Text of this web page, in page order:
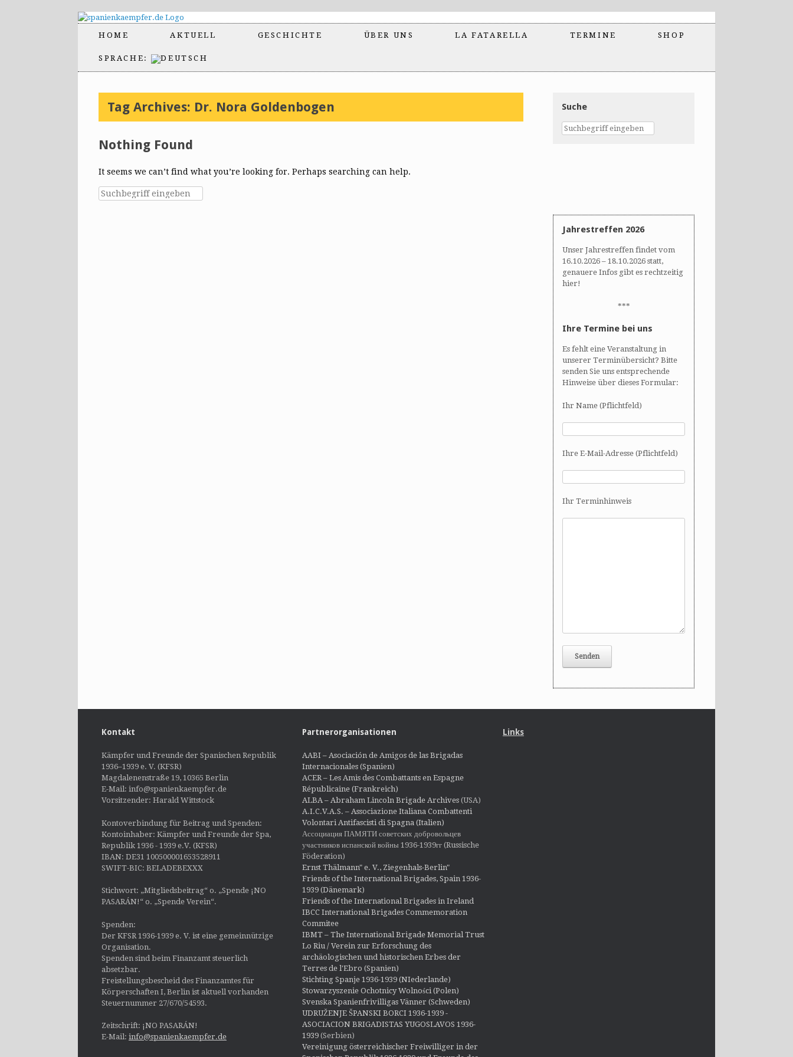
HOME AKTUELL GESCHICHTE ÜBER UNS LA FATARELLA TERMINE SHOP
SPRACHE:
Tag Archives: Dr. Nora Goldenbogen
Nothing Found
It seems we can’t find what you’re looking for. Perhaps searching can help.
Suche
Jahrestreffen 2026
Unser Jahrestreffen findet vom
16.10.2026 – 18.10.2026 statt,
genauere Infos gibt es rechtzeitig
hier!
***
Ihre Termine bei uns
Es fehlt eine Veranstaltung in
unserer Terminübersicht? Bitte
senden Sie uns entsprechende
Hinweise über dieses Formular:
Ihr Name (Pflichtfeld)
Ihre E-Mail-Adresse (Pflichtfeld)
Ihr Terminhinweis
Kontakt
Kämpfer und Freunde der Spanischen Republik
1936–1939 e. V. (KFSR)
Magdalenenstraße 19, 10365 Berlin
E-Mail: info@spanienkaempfer.de
Vorsitzender: Harald Wittstock
Kontoverbindung für Beitrag und Spenden:
Kontoinhaber: Kämpfer und Freunde der Spa,
Republik 1936 - 1939 e.V. (KFSR)
IBAN: DE31 100500001653528911
SWIFT-BIC: BELADEBEXXX
Stichwort: „Mitgliedsbeitrag“ o. „Spende ¡NO
PASARÁN!“ o. „Spende Verein“.
Spenden:
Der KFSR 1936-1939 e. V. ist eine gemeinnützige
Organisation.
Spenden sind beim Finanzamt steuerlich
absetzbar.
Freistellungsbescheid des Finanzamtes für
Körperschaften I, Berlin ist aktuell vorhanden
Steuernummer 27/670/54593.
Zeitschrift: ¡NO PASARÁN!
E-Mail: info@spanienkaempfer.de
Partnerorganisationen
AABI – Asociación de Amigos de las Brigadas
Internacionales (Spanien)
ACER – Les Amis des Combattants en Espagne
Républicaine (Frankreich)
ALBA – Abraham Lincoln Brigade Archives(USA)
A.I.C.V.A.S. – Associazione Italiana Combattenti
Volontari Antifascisti di Spagna (Italien)
Ассоциация ПАМЯТИ советских добровольцев
участников испанской войны 1936-1939гг (Russische
Föderation)
Ernst Thälmann" e. V., Ziegenhals-Berlin"
Friends of the International Brigades, Spain 1936-
1939 (Dänemark)
Friends of the International Brigades in Ireland
IBCC International Brigades Commemoration
Commitee
IBMT – The International Brigade Memorial Trust
Lo Riu / Verein zur Erforschung des
archäologischen und historischen Erbes der
Terres de l'Ebro (Spanien)
Stichting Spanje 1936-1939 (NIederlande)
Stowarzyszenie Ochotnicy Wolności (Polen)
Svenska Spanienfrivilligas Vänner (Schweden)
UDRUŽENJE ŠPANSKI BORCI 1936-1939 -
ASOCIACION BRIGADISTAS YUGOSLAVOS 1936-
1939(Serbien)
Vereinigung österreichischer Freiwilliger in der
Links